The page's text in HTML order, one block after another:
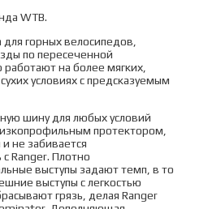
WTB.
горных велосипедов,
по пересеченной
на более мягких,
условиях с предсказуемым
шину для любых условий
протектором,
не забивается
Ranger. Плотно
выступы задают темп, в то
выступы с легкостью
грязь, делая Ranger